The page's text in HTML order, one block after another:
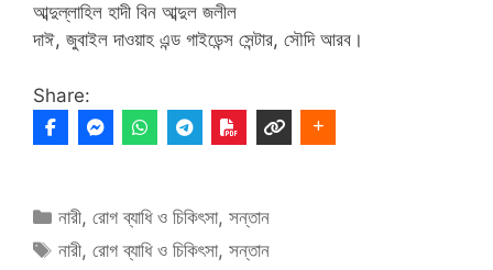
আব্দুল্লাহিল হাদী বিন আব্দুল জলীল
দাঈ, জুবাইল দাওয়াহ এন্ড গাইডেন্স সেন্টার, সৌদি আরব।
Share:
Categories
নারী,রোগ ব্যাধি ও চিকিৎসা,সন্তান
Tags
নারী,রোগ ব্যাধি ও চিকিৎসা,সন্তান